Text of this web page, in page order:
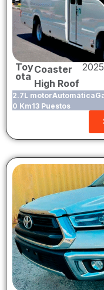
Toy
ota
Coaster
High Roof
2025
2.7L motorAutomática
0 Km13 Puestos